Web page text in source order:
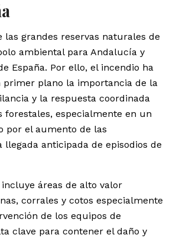
las grandes reservas naturales de
ambiental para Andalucía y
España. Por ello, el incendio ha
primer plano la importancia de la
y la respuesta coordinada
forestales, especialmente en un
por el aumento de las
anticipada de episodios de
áreas de alto valor
corrales y cotos especialmente
de los equipos de
clave para contener el daño y